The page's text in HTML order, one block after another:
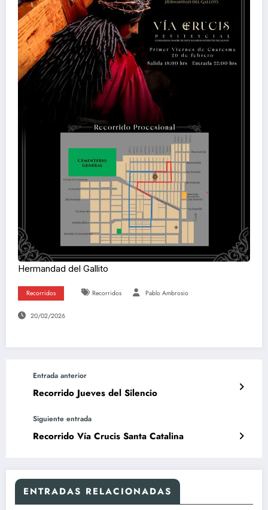
Hermandad del Gallito
Recorridos Recorridos Pablo Ambrosio
20/02/2026
Entrada anterior
Recorrido Jueves del Silencio
Siguiente entrada
Recorrido Vía Crucis Santa Catalina
ENTRADAS RELACIONADAS